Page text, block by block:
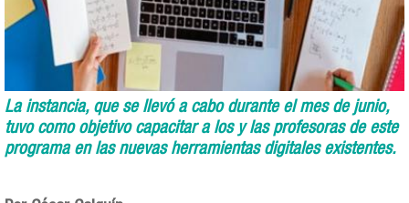
La instancia, que se llevó a cabo durante el mes de junio,
tuvo como objetivo capacitar a los y las profesoras de este
programa en las nuevas herramientas digitales existentes.